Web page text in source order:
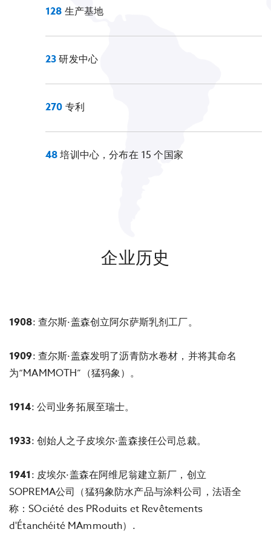
128 生产基地
23研发中心
270 专利
48培训中心，分布在 15 个国家
企业历史
1908: 查尔斯·盖森创立阿尔萨斯乳剂工厂。
1909: 查尔斯·盖森发明了沥青防水卷材，并将其命名
为“MAMMOTH”（猛犸象）。
1914: 公司业务拓展至瑞士。
1933: 创始人之子皮埃尔·盖森接任公司总裁。
1941: 皮埃尔·盖森在阿维尼翁建立新厂，创立
SOPREMA公司（猛犸象防水产品与涂料公司，法语全
称：SOciété des PRoduits et Revêtements
d'Étanchéité MAmmouth）.